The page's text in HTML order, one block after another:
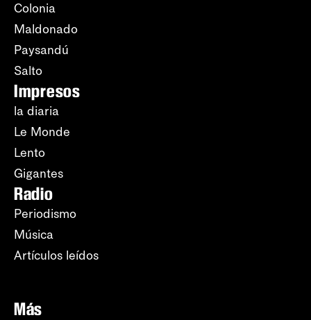
Colonia
Maldonado
Paysandú
Salto
Impresos
la diaria
Le Monde
Lento
Gigantes
Radio
Periodismo
Música
Artículos leídos
Más